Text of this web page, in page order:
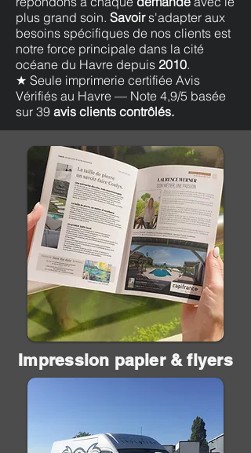
plus grand soin. Savoirs'adapter aux
besoins spécifiques de nos clients est
notre force principale dans la cité
océane du Havre depuis 2010.
★ Seule imprimerie certifiée Avis
Vérifiés au Havre — Note 4,9/5 basée
sur 39 avis clients contrôlés.
Impression papier & flyers